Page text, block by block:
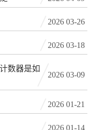
2026 03-26
2026 03-18
数器是如
2026 03-09
2026 01-21
2026 01-14